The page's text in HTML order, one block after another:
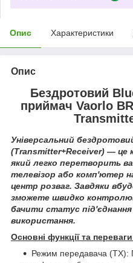
Опис Характеристики
Опис
Бездротовий
приймач Vaorlo
Універсальний
(Transmitter+Receiver) — це
який легко перетворить
телевізор або комп'ютер
центр розваг. Завдяки
зможете швидко
бачити статус
використання.
Основні функції та
Режим передавача (TX):